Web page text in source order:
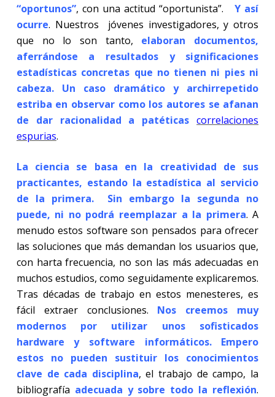
“oportunos”, con una actitud “oportunista”.Y así
ocurre. Nuestros jóvenes investigadores, y otros
que no lo son tanto, elaboran documentos,
aferrándose a resultados y significaciones
estadísticas concretas que no tienen ni pies ni
cabeza. Un caso dramático y archirrepetido
estriba en observar como los autores se afanan
de dar racionalidad a patéticas correlaciones
espurias.
La ciencia se basa en la creatividad de sus
practicantes, estando la estadística al servicio
de la primera. Sin embargo la segunda no
puede, ni no podrá reemplazar a la primera. A
menudo estos software son pensados para ofrecer
las soluciones que más demandan los usuarios que,
con harta frecuencia, no son las más adecuadas en
muchos estudios, como seguidamente explicaremos.
Tras décadas de trabajo en estos menesteres, es
fácil extraer conclusiones. Nos creemos muy
modernos por utilizar unos sofisticados
hardware y software informáticos. Empero
estos no pueden sustituir los conocimientos
clave de cada disciplina, el trabajo de campo, la
bibliografía adecuada y sobre todo la reflexión.